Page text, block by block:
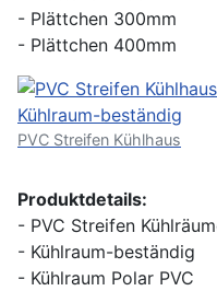
- Plättchen 300mm
- Plättchen 400mm
PVC Streifen Kühlhaus
Produktdetails:
- PVC Streifen
- Kühlraum-beständig
- Kühlraum Polar PVC